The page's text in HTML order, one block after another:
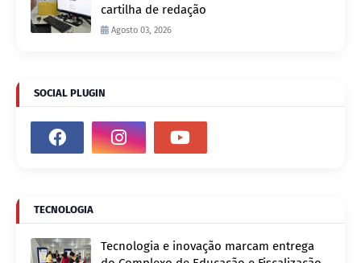
cartilha de redação
Agosto 03, 2026
SOCIAL PLUGIN
TECNOLOGIA
Tecnologia e inovação marcam entrega